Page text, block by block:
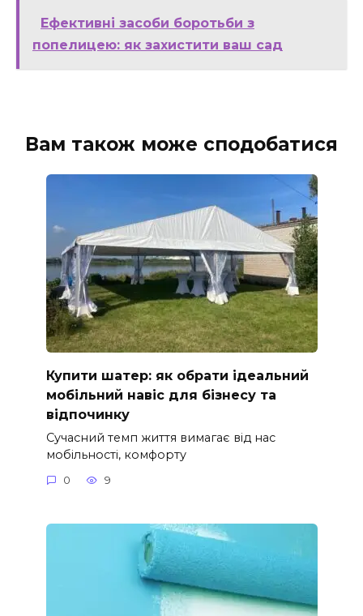
Ефективні засоби боротьби з
попелицею: як захистити ваш сад
Вам також може сподобатися
Купити шатер: як обрати ідеальний
мобільний навіс для бізнесу та
відпочинку
Сучасний темп життя вимагає від нас
мобільності, комфорту
0 9